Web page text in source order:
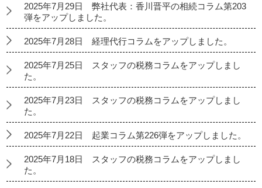
2025年7月29日 弊社代表：香川晋平の相続コラム第203
弾をアップしました。
2025年7月28日 経理代行コラムをアップしました。
2025年7月25日 スタッフの税務コラムをアップしまし
た。
2025年7月23日 スタッフの税務コラムをアップしまし
た。
2025年7月22日 起業コラム第226弾をアップしました。
2025年7月18日 スタッフの税務コラムをアップしまし
た。